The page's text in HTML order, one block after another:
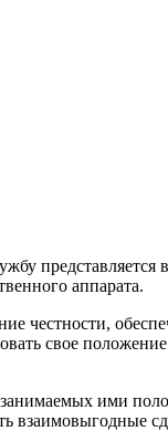
аппарата.
честности,
свое
ими